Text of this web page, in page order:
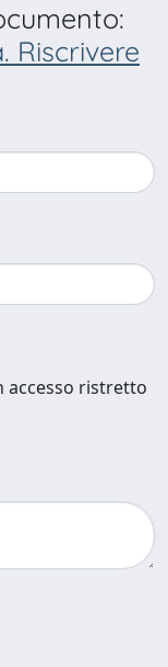
Riscrivere
accesso ristretto